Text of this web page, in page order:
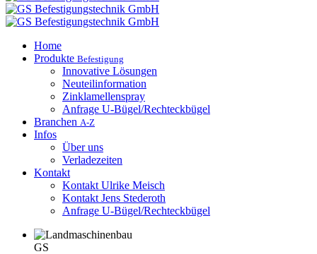
Home
Produkte Befestigung
Innovative Lösungen
Neuteilinformation
Zinklamellenspray
Anfrage U-Bügel/Rechteckbügel
Branchen A-Z
Infos
Über uns
Verladezeiten
Kontakt
Kontakt Ulrike Meisch
Kontakt Jens Stederoth
Anfrage U-Bügel/Rechteckbügel
GS